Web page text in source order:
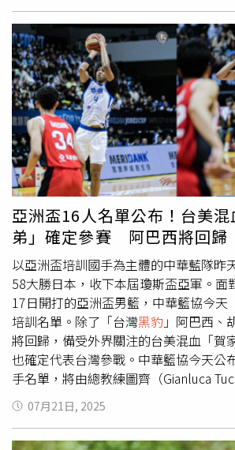
政治暴力事件的反應，與目前的嚴厲打
如2022年前議長南西裴洛西的丈夫遭遇
黨政客曾在社群平台發文調侃，當時包
士甚至呼籲釋放嫌犯。如今隨著柯克遇
大，美國社會再度掀起關於言論自由、
權力邊界的激烈爭論。
喜臺北市東園國小少棒隊以7:0完封美
棒錦標賽」冠軍，是臺灣29年來再次抱
中市中山國中棒球隊以8:1戰勝美國隊
棒錦標賽」冠軍，也是中山國中棒球隊
簡單。賴清德接著表示，U15國家代表
失分，陳泊佑掃出兩分打點三壘安打，
士，贏得「亞洲青少棒錦標賽」冠軍。
是臺灣之光，國家因為大家而閃閃發亮
國棒球協會理事長辜仲諒對臺灣棒球運
謝所有教練、後勤支援團隊以及學校師
大家能在場上全力以赴、盡情發揮。並
山國中和U15代表隊選手，未來在玉山
現。賴清德指出，這幾年職棒重回六隊規
在世界12強和WBC資格賽拿下好成績，
都想挑戰職棒。相信只要大家維持紀律
本功，更重要是保護自己避免受傷，將
舞台。賴清德提到，除了當球員，未來
元。並指出，9月9日「國民體育日」運
立。，第一任運動部長將由兩屆奧運金
表「運動部」是獻給運動員的部會，國
盾。 賴清德說，未來運動選手出路很
為專業的防護員、體能教練、翻譯、數
球YouTuber。不論走向哪條路，棒球
亞洲盃16人名單公布！台美
弟」確定參賽 阿巴西將回歸
以亞洲盃培訓國手為主體的中華藍隊昨
58大勝日本，收下本屆瓊斯盃亞軍。面
17日開打的亞洲盃男籃，中華籃協今天
培訓名單。除了「台灣黑豹 」阿巴西、
將回歸，備受外界關注的台美混血「賀
也確定代表台灣參戰。中華籃協今天公
手名單，將由總教練圖齊（Gianluca
劉錚領軍出征。其中，這次代表中華藍
亮眼的「賀家兄弟」賀丹、賀博，確定
一方面，先前瓊斯盃缺陣的阿巴西、胡
07月21日, 2025